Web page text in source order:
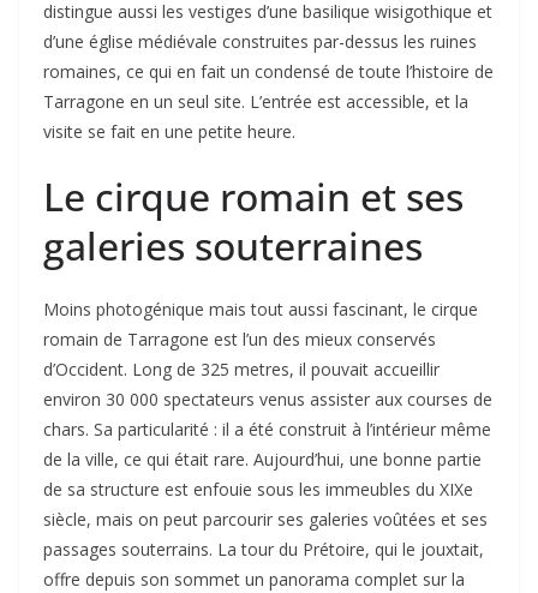
distingue aussi les vestiges d’une basilique wisigothique et
d’une église médiévale construites par-dessus les ruines
romaines, ce qui en fait un condensé de toute l’histoire de
Tarragone en un seul site. L’entrée est accessible, et la
visite se fait en une petite heure.
Le cirque romain et ses
galeries souterraines
Moins photogénique mais tout aussi fascinant, le cirque
romain de Tarragone est l’un des mieux conservés
d’Occident. Long de 325 metres, il pouvait accueillir
environ 30 000 spectateurs venus assister aux courses de
chars. Sa particularité : il a été construit à l’intérieur même
de la ville, ce qui était rare. Aujourd’hui, une bonne partie
de sa structure est enfouie sous les immeubles du XIXe
siècle, mais on peut parcourir ses galeries voûtées et ses
passages souterrains. La tour du Prétoire, qui le jouxtait,
offre depuis son sommet un panorama complet sur la